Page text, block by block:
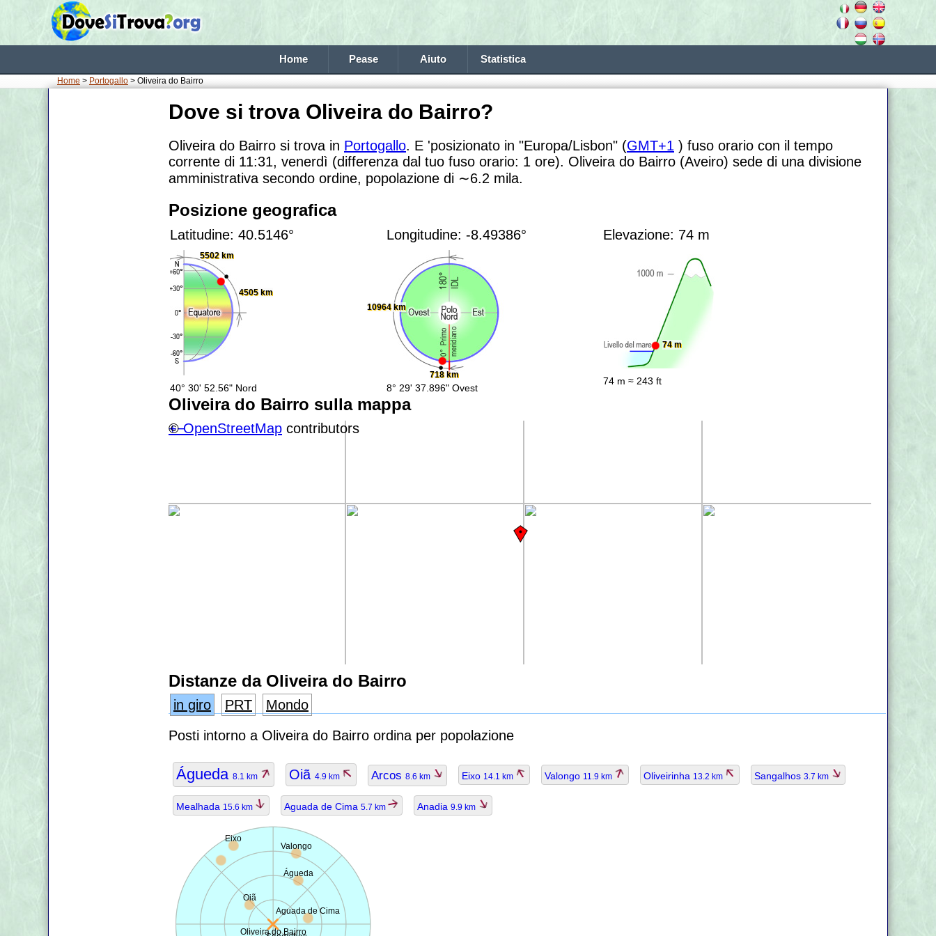
Home Pease Aiuto Statistica
Home > Portogallo > Oliveira do Bairro
Dove si trova Oliveira do Bairro?
Oliveira do Bairro si trova in Portogallo. E 'posizionato in "Europa/Lisbon" (GMT+1 ) fuso orario con il tempo
corrente di 11:31, venerdì (differenza dal tuo fuso orario: 1 ore). Oliveira do Bairro (Aveiro) sede di una divisione
amministrativa secondo ordine, popolazione di ∼6.2 mila.
Posizione geografica
Latitudine: 40.5146°
5502 km
4505 km
40° 30' 52.56" Nord
Longitudine: -8.49386°
718 km
10964 km
8° 29' 37.896" Ovest
Elevazione: 74 m
74 m
74 m ≈ 243 ft
Oliveira do Bairro sulla mappa
+−
©OpenStreetMap contributors
Distanze da Oliveira do Bairro
in giro PRT
Mondo
Posti intorno a Oliveira do Bairro ordina per popolazione
Águeda 8.1 km Oiã 4.9 km Arcos 8.6 km Eixo 14.1 km Valongo 11.9 km Oliveirinha 13.2 km Sangalhos 3.7 km
Mealhada 15.6 km Aguada de Cima 5.7 km Anadia 9.9 km
Oliveira do Bairro
Águeda
Oiã
Eixo
Valongo
Aguada de Cima